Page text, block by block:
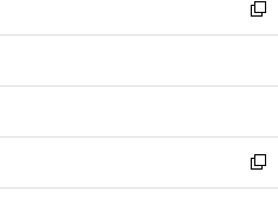
で
開
ド
ウ
開
ィ
ン
ウ
開
く
い
ウ
ン
ウ
で
開
新
し
ウ
ン
ド
ウ
新
し